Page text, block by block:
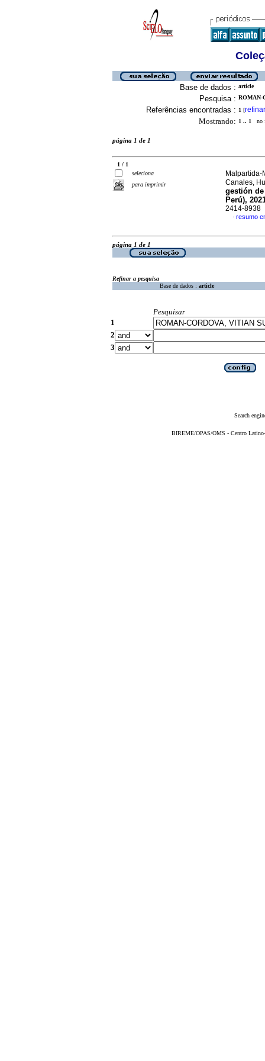
Base de dados : article
Pesquisa : ROMAN-
Referências encontradas : 1 [refinar
Mostrando: 1 .. 1 no
página 1 de 1
1 / 1
seleciona
para imprimir
Malpartida-
Canales,
gestión
Perú),
2414-8938
· resumo
página 1 de 1
Refinar a pesquisa
Base de dados : article
Pesquisar
1
2
3
Search
BIREME/OPAS/OMS - Centro Latino-